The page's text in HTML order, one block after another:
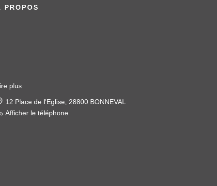
PROPOS
plus
22 place de l'église, 28120 ILLIERS COMBRAY
Afficher le téléphone